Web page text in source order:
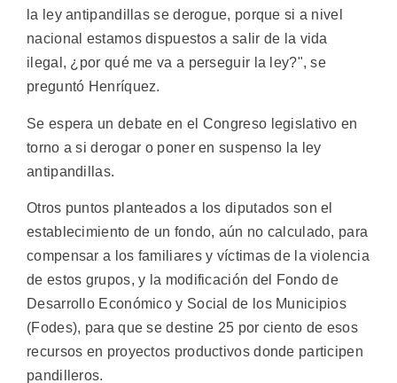
la ley antipandillas se derogue, porque si a nivel
nacional estamos dispuestos a salir de la vida
ilegal, ¿por qué me va a perseguir la ley?", se
preguntó Henríquez.
Se espera un debate en el Congreso legislativo en
torno a si derogar o poner en suspenso la ley
antipandillas.
Otros puntos planteados a los diputados son el
establecimiento de un fondo, aún no calculado, para
compensar a los familiares y víctimas de la violencia
de estos grupos, y la modificación del Fondo de
Desarrollo Económico y Social de los Municipios
(Fodes), para que se destine 25 por ciento de esos
recursos en proyectos productivos donde participen
pandilleros.